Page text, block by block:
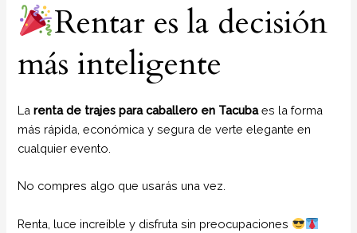
Rentar es la decisión
más inteligente
Larenta de trajes para caballero en Tacubaes la forma
más rápida, económica y segura de verte elegante en
cualquier evento.
No compres algo que usarás una vez.
Renta, luce increíble y disfruta sin preocupaciones